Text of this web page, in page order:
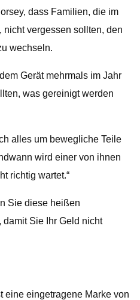
dass Familien, die im
nicht vergessen sollten, den
wechseln.
Gerät mehrmals im Jahr
was gereinigt werden
alles um bewegliche Teile
wird einer von ihnen
richtig wartet.“
Sie diese heißen
damit Sie Ihr Geld nicht
eine eingetragene Marke von